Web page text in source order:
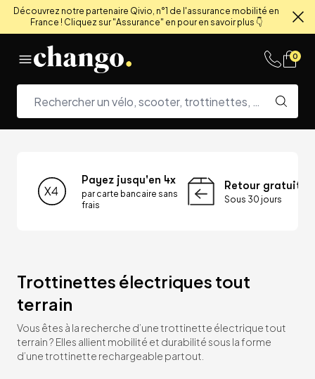
Découvrez notre partenaire Qivio, n°1 de l'assurance mobilité en
France ! Cliquez sur "Assurance" en pour en savoir plus 👇
0
Payez jusqu'en 4x
par carte bancaire sans
frais
Retour gratuit
Sous 30 jours
Trottinettes électriques tout
terrain
Vous êtes à la recherche d’une trottinette électrique tout
terrain ? Elles allient mobilité et durabilité sous la forme
d’une trottinette rechargeable partout.